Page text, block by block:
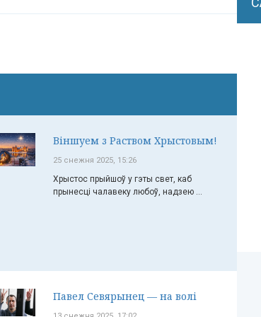
Віншуем з Раством Хрыстовым!
25 снежня 2025, 15:26
Хрыстос прыйшоў у гэты свет, каб
прынесці чалавеку любоў, надзею ...
Павел Севярынец — на волі